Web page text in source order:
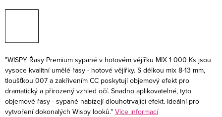
"WISPY Řasy Premium sypané v hotovém vějířku MIX 1 000 Ks jsou
vysoce kvalitní umělé řasy - hotové vějířky. S délkou mix 8-13 mm,
tloušťkou 007 a zakřivením CC poskytují objemový efekt pro
dramatický a přirozený vzhled očí. Snadno aplikovatelné, tyto
objemové řasy - sypané nabízejí dlouhotrvající efekt. Ideální pro
vytvoření dokonalých Wispy looků." Více informací